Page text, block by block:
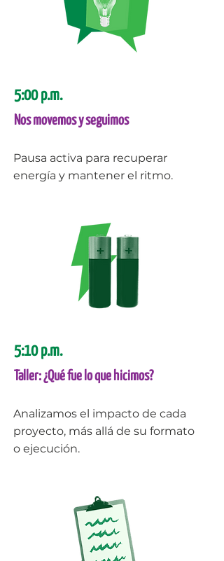
5:00 p.m.
Nos movemos y seguimos
Pausa activa para recuperar
energía y mantener el ritmo.
5:10 p.m.
Taller: ¿Qué fue lo que hicimos?
Analizamos el impacto de cada
proyecto, más allá de su formato
o ejecución.